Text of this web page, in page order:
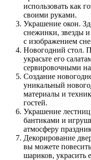
использовать как
своими руками.
Украшение окон.
снежинки, звезды
с изображением
Новогодний стол.
украсьте его
сервировочными
Создание
уникальный
материалы и
гостей.
Украшение
бантиками и
атмосферу
Декорирование
вы можете
шариков, украсить